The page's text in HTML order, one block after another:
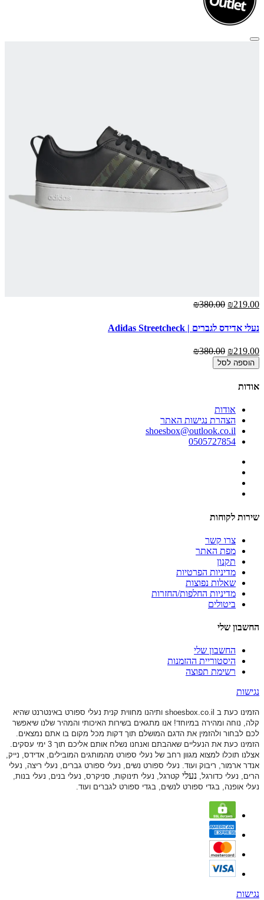
₪219.00
₪380.00
נעלי אדידס לגברים | Adidas Streetcheck
₪219.00
₪380.00
הוספה לסל
אודות
אודות
הצהרת נגישות האתר
shoesbox@outlook.co.il
0505727854
שירות לקוחות
צרו קשר
מפת האתר
תקנון
מדיניות הפרטיות
שאלות נפוצות
מדיניות החלפות/החזרות
ביטולים
החשבון שלי
החשבון שלי
היסטוריית ההזמנות
רשימת תפוצה
נגישות
הזמינו כעת ב shoesbox.co.il ותיהנו מחווית קנית נעלי ספורט באינטרנט שהיא
קלה, נוחה ומהירה במיוחד! אנו מתגאים בשירות האיכותי והמהיר שלנו שיאפשר
לכם לבחור ולהזמין את הדגם המושלם תוך דקות מכל מקום בו אתם נמצאים.
הזמינו כעת את הנעליים שאהבתם ואנחנו נשלח אותם אליכם תוך 3 ימי עסקים.
אצלנו תוכלו למצוא מגוון רחב של נעלי ספורט מהמותגים המובילים, אדידס, נייק,
אנדר ארמור, ריבוק ועוד. נעלי ספורט נשים, נעלי ספורט גברים, נעלי ריצה, נעלי
הרים, נעלי כדורגל, נעלי קטרגל, נעלי תינוקות, סניקרס, נעלי בנים, נעלי בנות,
נעלי אופנה, בגדי ספורט לנשים, בגדי ספורט לגברים ועוד.
נגישות